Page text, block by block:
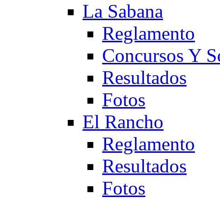
La Sabana
Reglamento
Concursos Y
Resultados
Fotos
El Rancho
Reglamento
Resultados
Fotos